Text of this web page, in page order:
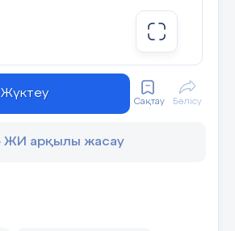
Жүктеу
Сақтау Бөлісу
ЖИ арқылы жасау